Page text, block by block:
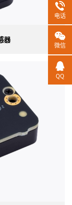
器
考传感器
AR（3DM-
封装），是
速度计、陀螺
合。3DM-
线指向和使用
电话
微信
QQ